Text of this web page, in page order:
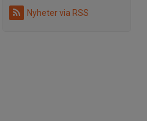
Nyheter via RSS